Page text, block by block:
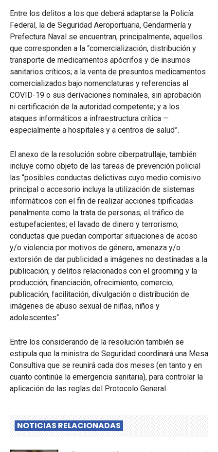
Entre los delitos a los que deberá adaptarse la Policía
Federal, la de Seguridad Aeroportuaria, Gendarmería y
Prefectura Naval se encuentran, principalmente, aquellos
que corresponden a la “comercialización, distribución y
transporte de medicamentos apócrifos y de insumos
sanitarios críticos; a la venta de presuntos medicamentos
comercializados bajo nomenclaturas y referencias al
COVID-19 o sus derivaciones nominales, sin aprobación
ni certificación de la autoridad competente; y a los
ataques informáticos a infraestructura crítica —
especialmente a hospitales y a centros de salud”.
El anexo de la resolución sobre ciberpatrullaje, también
incluye como objeto de las tareas de prevención policial
las “posibles conductas delictivas cuyo medio comisivo
principal o accesorio incluya la utilización de sistemas
informáticos con el fin de realizar acciones tipificadas
penalmente como la trata de personas; el tráfico de
estupefacientes; el lavado de dinero y terrorismo;
conductas que puedan comportar situaciones de acoso
y/o violencia por motivos de género, amenaza y/o
extorsión de dar publicidad a imágenes no destinadas a la
publicación; y delitos relacionados con el grooming y la
producción, financiación, ofrecimiento, comercio,
publicación, facilitación, divulgación o distribución de
imágenes de abuso sexual de niñas, niños y
adolescentes“.
Entre los considerando de la resolución también se
estipula que la ministra de Seguridad coordinará una Mesa
Consultiva que se reunirá cada dos meses (en tanto y en
cuanto continúe la emergencia sanitaria), para controlar la
aplicación de las reglas del Protocolo General.
NOTICIAS RELACIONADAS